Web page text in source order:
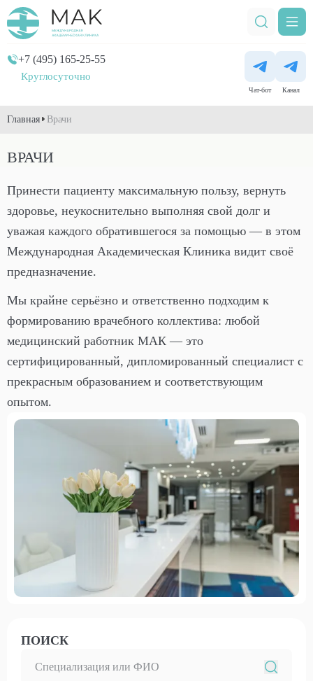
Круглосуточно
+7 (495) 165-25-55
Чат-бот Канал
Главная Врачи
ВРАЧИ
Принести пациенту максимальную пользу, вернуть
здоровье, неукоснительно выполняя свой долг и
уважая каждого обратившегося за помощью — в этом
Международная Академическая Клиника видит своё
предназначение.
Мы крайне серьёзно и ответственно подходим к
формированию врачебного коллектива: любой
медицинский работник МАК — это
сертифицированный, дипломированный специалист с
прекрасным образованием и соответствующим
опытом.
ПОИСК